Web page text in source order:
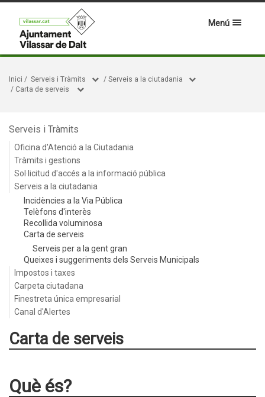
Menú
Inici / Serveis i Tràmits / Serveis a la ciutadania
/ Carta de serveis
Serveis i Tràmits
Oficina d'Atenció a la Ciutadania
Tràmits i gestions
Sol·licitud d'accés a la informació pública
Serveis a la ciutadania
Incidències a la Via Pública
Telèfons d'interès
Recollida voluminosa
Carta de serveis
Serveis per a la gent gran
Queixes i suggeriments dels Serveis Municipals
Impostos i taxes
Carpeta ciutadana
Finestreta única empresarial
Canal d'Alertes
Carta de serveis
Què és?